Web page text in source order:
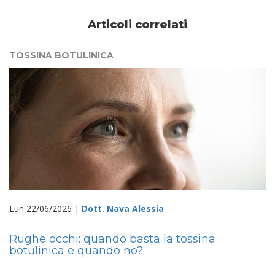
Articoli correlati
TOSSINA BOTULINICA
Lun 22/06/2026 | Dott. Nava Alessia
Rughe occhi: quando basta la tossina
botulinica e quando no?